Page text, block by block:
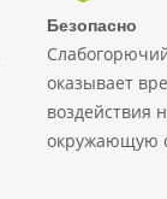
Безопасно
оказывает
воздействия
окружающую